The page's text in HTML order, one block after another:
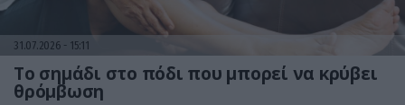
31.07.2026 15:11
Το σημάδι στο πόδι που μπορεί να κρύβει
θρόμβωση